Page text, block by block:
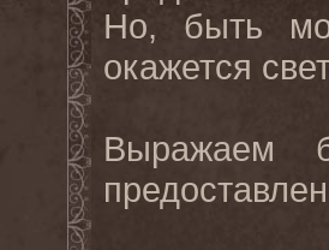
Но, быть
окажется
Выражаем